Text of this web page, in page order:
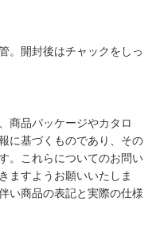
。開封後はチャックをしっ
商品パッケージやカタロ
に基づくものであり、その
。これらについてのお問い
ますようお願いいたしま
い商品の表記と実際の仕様